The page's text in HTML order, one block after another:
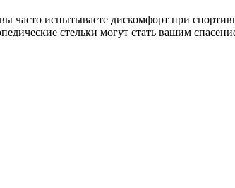
часто испытываете дискомфорт при
стельки могут стать вашим